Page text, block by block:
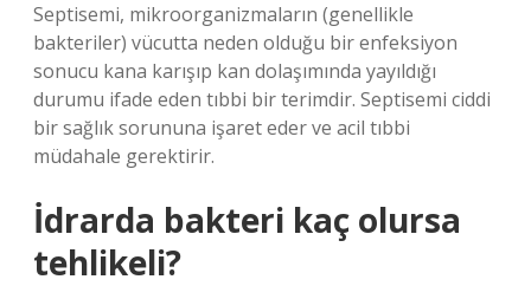
Septisemi, mikroorganizmaların (genellikle
bakteriler) vücutta neden olduğu bir enfeksiyon
sonucu kana karışıp kan dolaşımında yayıldığı
durumu ifade eden tıbbi bir terimdir. Septisemi ciddi
bir sağlık sorununa işaret eder ve acil tıbbi
müdahale gerektirir.
İdrarda bakteri kaç olursa
tehlikeli?